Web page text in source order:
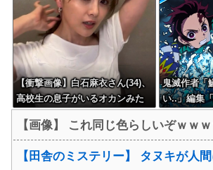
【衝撃画像】白石麻衣さん(34)、
高校生の息子がいるオカンみた
鬼滅作者「
い..」編集
【画像】 これ同じ色らしいぞｗｗ
【田舎のミステリー】 タヌキが人